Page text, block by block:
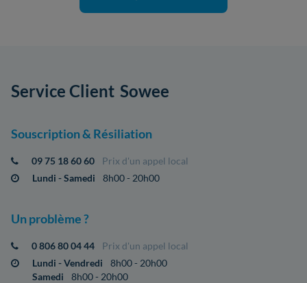
Sowee
Service Client
Souscription & Résiliation
09 75 18 60 60
Prix d'un appel local
Lundi - Samedi
8h00 - 20h00
Un problème ?
0 806 80 04 44
Prix d'un appel local
Lundi - Vendredi
8h00 - 20h00
Samedi
8h00 - 20h00